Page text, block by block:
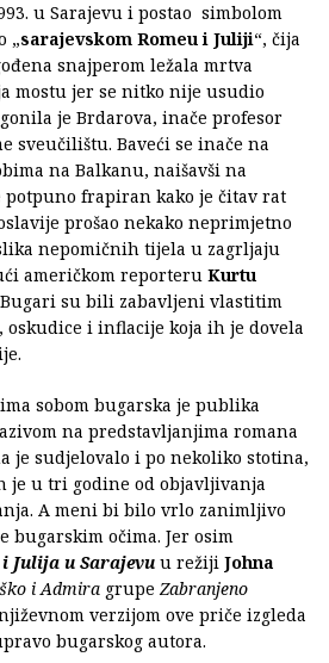
u Sarajevu i postao simbolom
„sarajevskom Romeu i Juliji“, čija
snajperom ležala mrtva
mostu jer se nitko nije usudio
je Brdarova, inače profesor
sveučilištu. Baveći se inače na
na Balkanu, naišavši na
frapiran kako je čitav rat
prošao nekako neprimjetno
nepomičnih tijela u zagrljaju
američkom reporteru Kurtu
su bili zabavljeni vlastitim
i inflacije koja ih je dovela
sobom bugarska je publika
na predstavljanjima romana
je sudjelovalo i po nekoliko stotina,
je u tri godine od objavljivanja
A meni bi bilo vrlo zanimljivo
bugarskim očima. Jer osim
i Julija u Sarajevu u režiji Johna
i Admira grupeZabranjeno
verzijom ove priče izgleda
bugarskog autora.